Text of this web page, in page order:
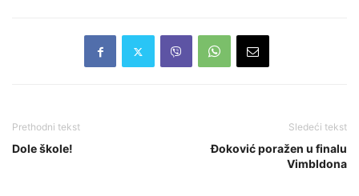
Prethodni tekst
Dole škole!
Sledeći tekst
Đoković poražen u finalu
Vimbldona